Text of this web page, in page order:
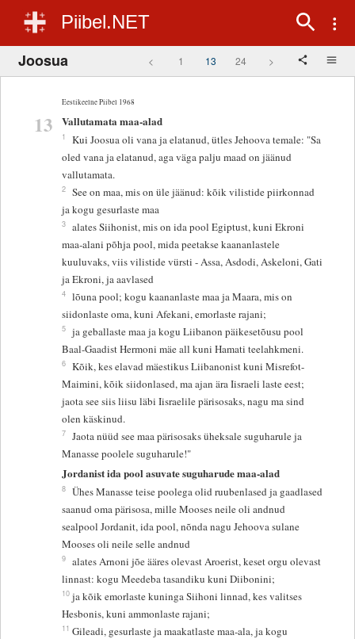
Piibel.NET
Joosua < 1 13 24 >
Eestikeelne Piibel 1968
13 Vallutamata maa-alad
1
Kui Joosua oli vana ja elatanud, ütles Jehoova temale: "Sa
oled vana ja elatanud, aga väga palju maad on jäänud
vallutamata.
2 See on maa, mis on üle jäänud: kõik vilistide piirkonnad
ja kogu gesurlaste maa
3 alates Siihonist, mis on ida pool Egiptust, kuni Ekroni
maa-alani põhja pool, mida peetakse kaananlastele
kuuluvaks, viis vilistide vürsti - Assa, Asdodi, Askeloni, Gati
ja Ekroni, ja aavlased
4 lõuna pool; kogu kaananlaste maa ja Maara, mis on
siidonlaste oma, kuni Afekani, emorlaste rajani;
5 ja geballaste maa ja kogu Liibanon päikesetõusu pool
Baal-Gaadist Hermoni mäe all kuni Hamati teelahkmeni.
6 Kõik, kes elavad mäestikus Liibanonist kuni Misrefot-
Maimini, kõik siidonlased, ma ajan ära Iisraeli laste eest;
jaota see siis liisu läbi Iisraelile pärisosaks, nagu ma sind
olen käskinud.
7 Jaota nüüd see maa pärisosaks üheksale suguharule ja
Manasse poolele suguharule!"
Jordanist ida pool asuvate suguharude maa-alad
8 Ühes Manasse teise poolega olid ruubenlased ja gaadlased
saanud oma pärisosa, mille Mooses neile oli andnud
sealpool Jordanit, ida pool, nõnda nagu Jehoova sulane
Mooses oli neile selle andnud
9 alates Arnoni jõe ääres olevast Aroerist, keset orgu olevast
linnast: kogu Meedeba tasandiku kuni Diibonini;
10 ja kõik emorlaste kuninga Siihoni linnad, kes valitses
Hesbonis, kuni ammonlaste rajani;
11 Gileadi, gesurlaste ja maakatlaste maa-ala, ja kogu